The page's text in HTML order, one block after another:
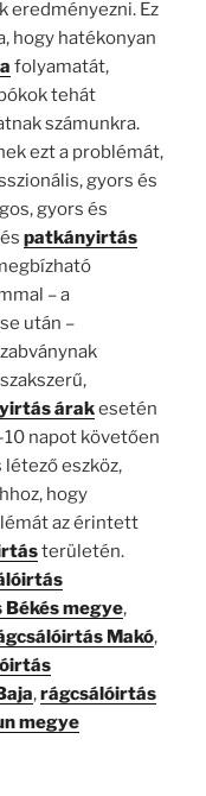
eredményezni. Ez
hogy hatékonyan
folyamatát,
tehát
számunkra.
ezt a problémát,
gyors és
gyors és
és patkányirtás
– a
után –
árakesetén
napot követően
eszköz,
hogy
az érintett
területén.
megye,
Makó,
,rágcsálóirtás
megye